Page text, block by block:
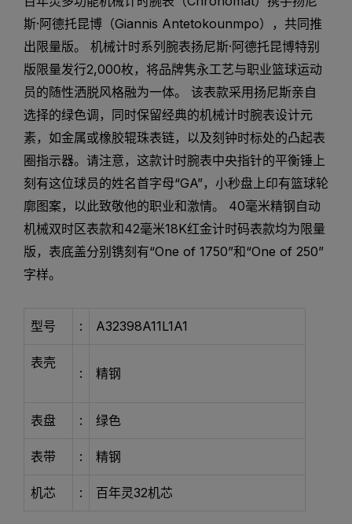
斯·阿德托昆博（Giannis Antetokounmpo），共同推
出限量版。 机械计时系列腕表扬尼斯·阿德托昆博特别
版限量发行2,000枚，将品牌隽永工艺与职业篮球运动
员的随性洒脱风格融为一体。 该表款采用扬尼斯亲自
选择的绿色调，同时保留经典的机械计时腕表设计元
素，如金属或橡胶辊珠表链，以及刻钟时标处的凸起表
圈指示器。请注意，这款计时腕表中央指针的平衡锤上
刻有这位球员的姓名首字母“GA”，小秒盘上印有篮球轮
廓图案，以此致敬他的职业和激情。 40毫米精钢自动
机械双时区表款和42毫米18K红金计时码表款均为限量
版，表底盖分别镌刻有“One of 1750”和“One of 250”
字样。
型号 : A32398A11L1A1
表壳
: 精钢
表盘 : 绿色
表带 : 精钢
机芯 : 百年灵32机芯